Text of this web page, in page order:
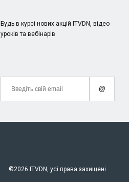
Будь в курсі нових акцій ITVDN, відео
уроків та вебінарів
@
©2026 ITVDN, усі права захищені